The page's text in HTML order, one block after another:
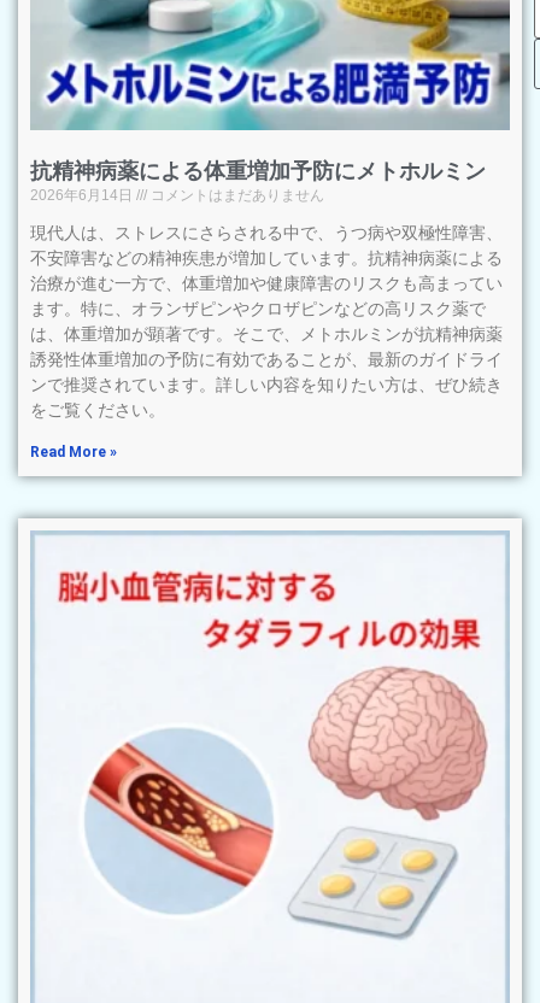
抗精神病薬による体重増加予防にメトホルミン
2026年6月14日 コメントはまだありません
現代人は、ストレスにさらされる中で、うつ病や双極性障害、
不安障害などの精神疾患が増加しています。抗精神病薬による
治療が進む一方で、体重増加や健康障害のリスクも高まってい
ます。特に、オランザピンやクロザピンなどの高リスク薬で
は、体重増加が顕著です。そこで、メトホルミンが抗精神病薬
誘発性体重増加の予防に有効であることが、最新のガイドライ
ンで推奨されています。詳しい内容を知りたい方は、ぜひ続き
をご覧ください。
Read More »